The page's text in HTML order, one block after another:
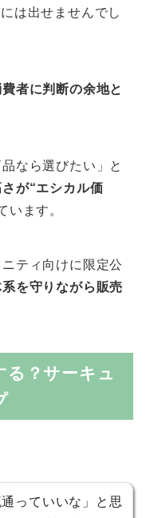
は出せませんでし
者に判断の余地と
なら選びたい」と
が“エシカル価
います。
ティ向けに限定公
を守りながら販売
る？サーキュ
通っていいな」と思